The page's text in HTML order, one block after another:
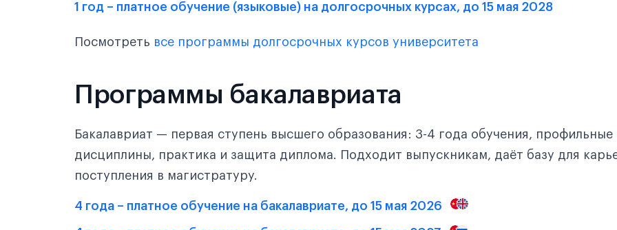
1 год – платное обучение (языковые) на долгосрочных курсах, до 15 мая 2028
Посмотреть все программы долгосрочных курсов университета
Программы бакалавриата
Бакалавриат — первая ступень высшего образования: 3-4 года обучения, профильные
дисциплины, практика и защита диплома. Подходит выпускникам, даёт базу для
поступления в магистратуру.
4 года – платное обучение на бакалавриате, до 15 мая 2026